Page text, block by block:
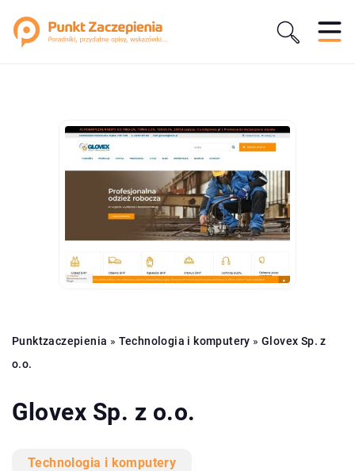
Punktzaczepienia » Technologia i komputery »Glovex Sp. z
o.o.
Glovex Sp. z o.o.
Technologia i komputery